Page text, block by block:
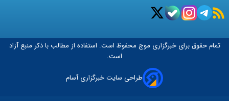
تمام حقوق برای خبرگزاری موج محفوظ است. استفاده از مطالب با ذکر منبع آزاد
است.
طراحی سایت خبرگزاری آسام